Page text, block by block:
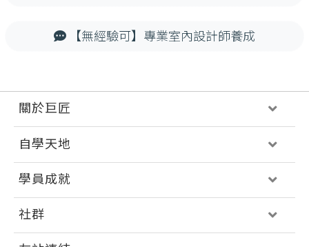
【無經驗可】專業室內設計師養成
關於巨匠
自學天地
學員成就
社群